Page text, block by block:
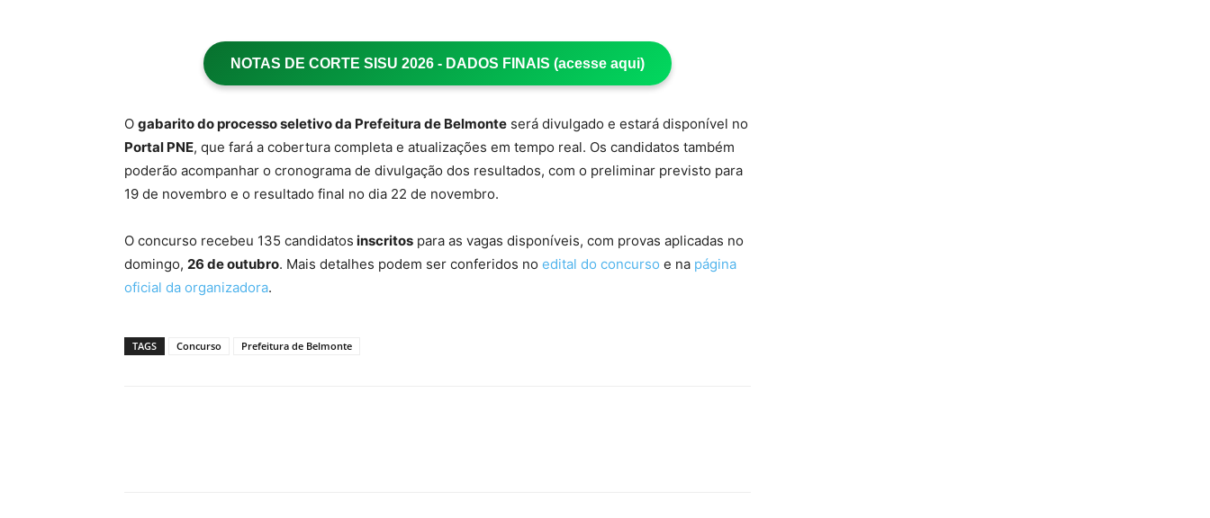
NOTAS DE CORTE SISU 2026 - DADOS FINAIS (acesse aqui)
O gabarito do processo seletivo da Prefeitura de Belmonte será divulgado e estará disponível no
Portal PNE, que fará a cobertura completa e atualizações em tempo real. Os candidatos também
poderão acompanhar o cronograma de divulgação dos resultados, com o preliminar previsto para
19 de novembro e o resultado final no dia 22 de novembro.
O concurso recebeu 135 candidatos inscritos para as vagas disponíveis, com provas aplicadas no
domingo, 26 de outubro. Mais detalhes podem ser conferidos no edital do concurso e na página
oficial da organizadora.
TAGS Concurso Prefeitura de Belmonte